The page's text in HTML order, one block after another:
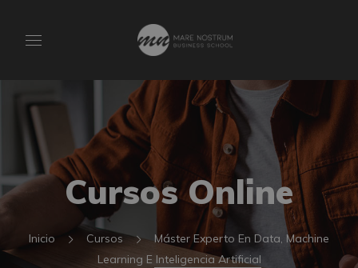
Cursos Online
Inicio Cursos
Máster Experto En Data, Machine
Learning E Inteligencia Artificial